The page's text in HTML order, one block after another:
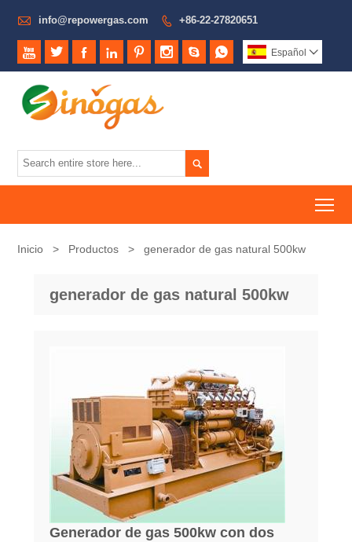
 info@repowergas.com  +86-22-27820651
        Español 

Inicio > Productos > generador de gas natural 500kw
generador de gas natural 500kw
Generador de gas 500kw con dos